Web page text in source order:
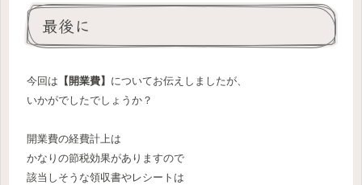
最後に
今回は 【開業費】 についてお伝えしましたが、
いかがでしたでしょうか？
開業費の経費計上は
かなりの節税効果がありますので
該当しそうな領収書やレシートは